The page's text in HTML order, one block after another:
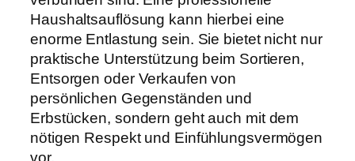
Haushaltsauflösung kann hierbei eine
enorme Entlastung sein. Sie bietet nicht nur
praktische Unterstützung beim Sortieren,
Entsorgen oder Verkaufen von
persönlichen Gegenständen und
Erbstücken, sondern geht auch mit dem
nötigen Respekt und Einfühlungsvermögen